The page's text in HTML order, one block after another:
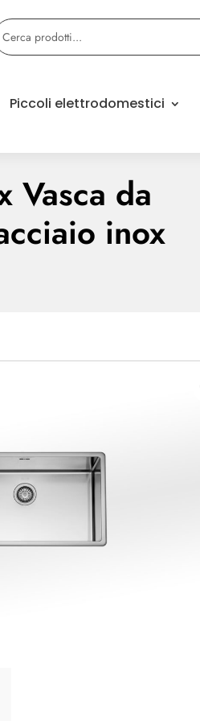
Piccoli elettrodomestici
Vasca da
inox